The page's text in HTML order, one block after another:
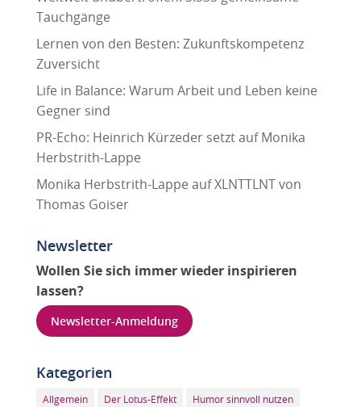
Tauchgänge
Lernen von den Besten: Zukunftskompetenz
Zuversicht
Life in Balance: Warum Arbeit und Leben keine
Gegner sind
PR-Echo: Heinrich Kürzeder setzt auf Monika
Herbstrith-Lappe
Monika Herbstrith-Lappe auf XLNTTLNT von
Thomas Goiser
Newsletter
Wollen Sie sich immer wieder inspirieren
lassen?
Newsletter-Anmeldung
Kategorien
Allgemein Der Lotus-Effekt Humor sinnvoll nutzen